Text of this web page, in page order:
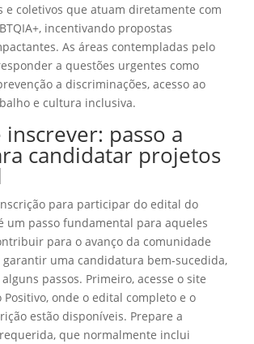
e coletivos que atuam diretamente com
incentivando propostas
As áreas contempladas pelo
a questões urgentes como
a discriminações, acesso ao
e cultura inclusiva.
inscrever: passo a
candidatar projetos
para participar do edital do
um passo fundamental para aqueles
para o avanço da comunidade
garantir uma candidatura bem-sucedida,
passos. Primeiro, acesse o site
Positivo, onde o edital completo e o
estão disponíveis. Prepare a
que normalmente inclui